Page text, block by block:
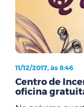
11/12/2017, às 8:46
Centro de
oficina